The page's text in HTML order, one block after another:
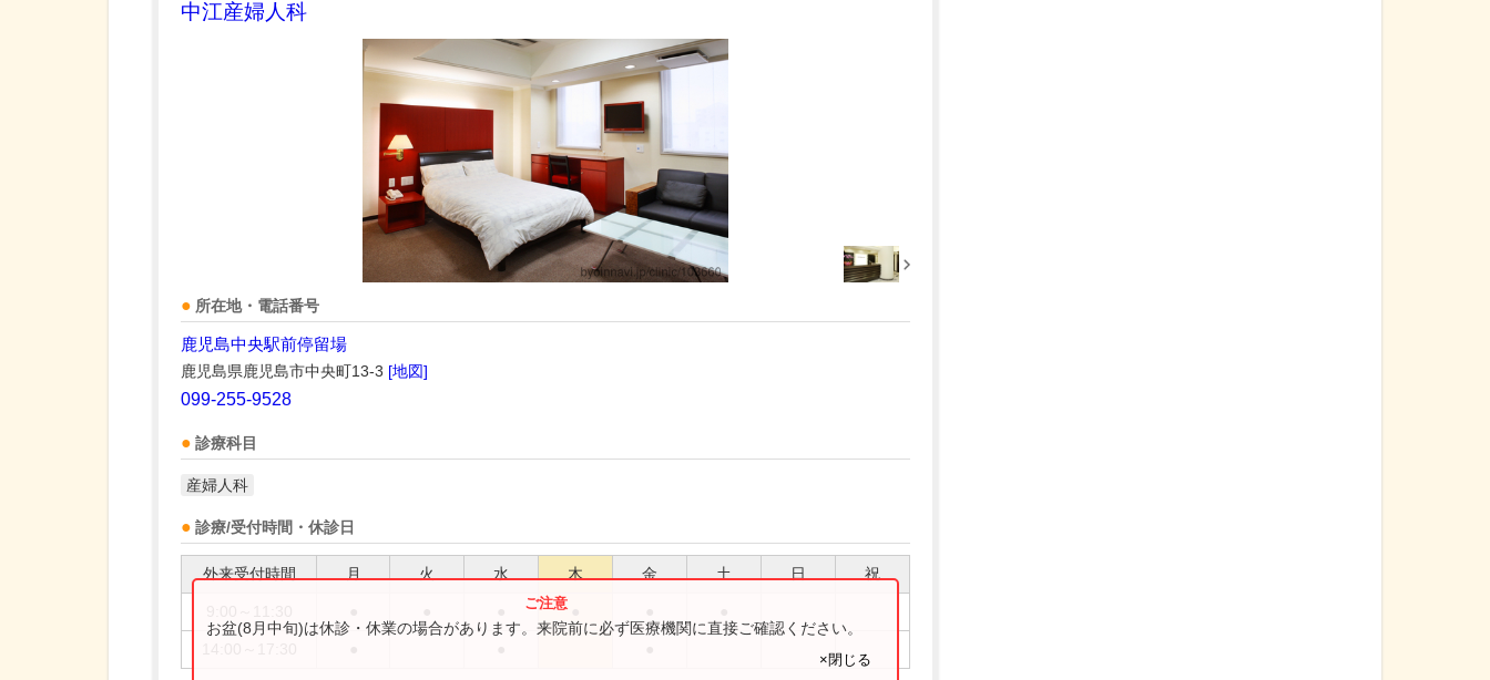
中江産婦人科
所在地・電話番号
鹿児島中央駅前停留場
鹿児島県鹿児島市中央町13-3 [地図]
099-255-9528
診療科目
産婦人科
診療/受付時間・休診日
外来受付時間 月 火 水 木 金 土 日 祝
お盆(8月中旬)は休診・休業の場合があります。来院前に必ず医療機関に直接ご確認ください。
×閉じる